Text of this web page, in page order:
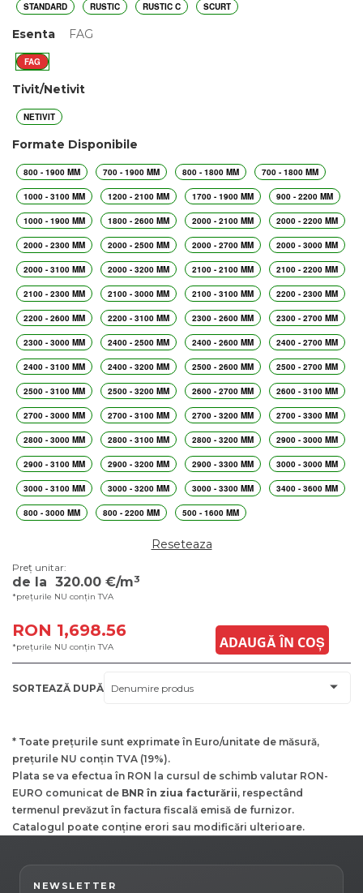
STANDARD RUSTIC RUSTIC C SCURT
Esenta FAG
FAG
Tivit/Netivit
NETIVIT
Formate Disponibile
800 - 1900 MM 700 - 1900 MM 800 - 1800 MM 700 - 1800 MM
1000 - 3100 MM 1200 - 2100 MM 1700 - 1900 MM 900 - 2200 MM
1000 - 1900 MM 1800 - 2600 MM 2000 - 2100 MM 2000 - 2200 MM
2000 - 2300 MM 2000 - 2500 MM 2000 - 2700 MM 2000 - 3000 MM
2000 - 3100 MM 2000 - 3200 MM 2100 - 2100 MM 2100 - 2200 MM
2100 - 2300 MM 2100 - 3000 MM 2100 - 3100 MM 2200 - 2300 MM
2200 - 2600 MM 2200 - 3100 MM 2300 - 2600 MM 2300 - 2700 MM
2300 - 3000 MM 2400 - 2500 MM 2400 - 2600 MM 2400 - 2700 MM
2400 - 3100 MM 2400 - 3200 MM 2500 - 2600 MM 2500 - 2700 MM
2500 - 3100 MM 2500 - 3200 MM 2600 - 2700 MM 2600 - 3100 MM
2700 - 3000 MM 2700 - 3100 MM 2700 - 3200 MM 2700 - 3300 MM
2800 - 3000 MM 2800 - 3100 MM 2800 - 3200 MM 2900 - 3000 MM
2900 - 3100 MM 2900 - 3200 MM 2900 - 3300 MM 3000 - 3000 MM
3000 - 3100 MM 3000 - 3200 MM 3000 - 3300 MM 3400 - 3600 MM
800 - 3000 MM 800 - 2200 MM 500 - 1600 MM
Reseteaza
Preț unitar:
de la 320.00 €/m3
*prețurile NU conțin TVA
RON 1,698.56
*prețurile NU conțin TVA ADAUGĂ ÎN COȘ
SORTEAZĂ DUPĂ
* Toate prețurile sunt exprimate în Euro/unitate de măsură,
prețurile NU conțin TVA (19%).
Plata se va efectua în RON la cursul de schimb valutar RON-
EURO comunicat de BNR în ziua facturării, respectând
termenul prevăzut în factura fiscală emisă de furnizor.
Catalogul poate conține erori sau modificări ulterioare.
NEWSLETTER